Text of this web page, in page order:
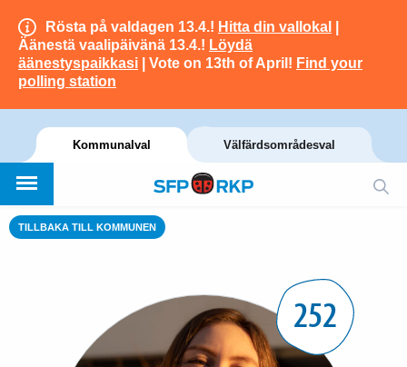
Rösta på valdagen 13.4.! Hitta din vallokal
Äänestä vaalipäivänä 13.4.! Löydä
äänestyspaikkasi | Vote on 13th of April! Find your
polling station
Kommunalval Välfärdsområdesval
TILLBAKA TILL KOMMUNEN
252